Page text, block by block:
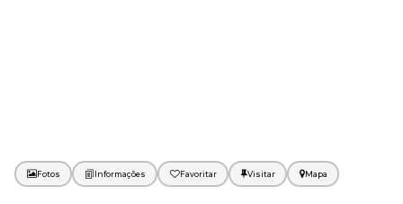
Fotos Favoritar Mapa